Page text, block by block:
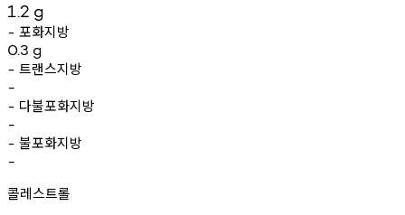
1.2 g
- 포화지방
0.3 g
- 트랜스지방
-
- 다불포화지방
-
- 불포화지방
-
콜레스트롤